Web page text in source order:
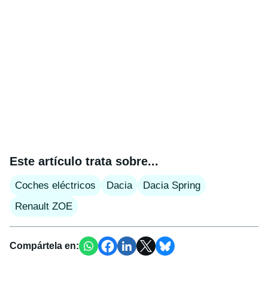
Este artículo trata sobre...
Coches eléctricos Dacia
Dacia Spring
Renault ZOE
Compártela en: